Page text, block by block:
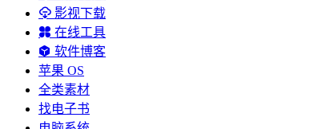
影视下载
在线工具
软件博客
苹果 OS
全类素材
找电子书